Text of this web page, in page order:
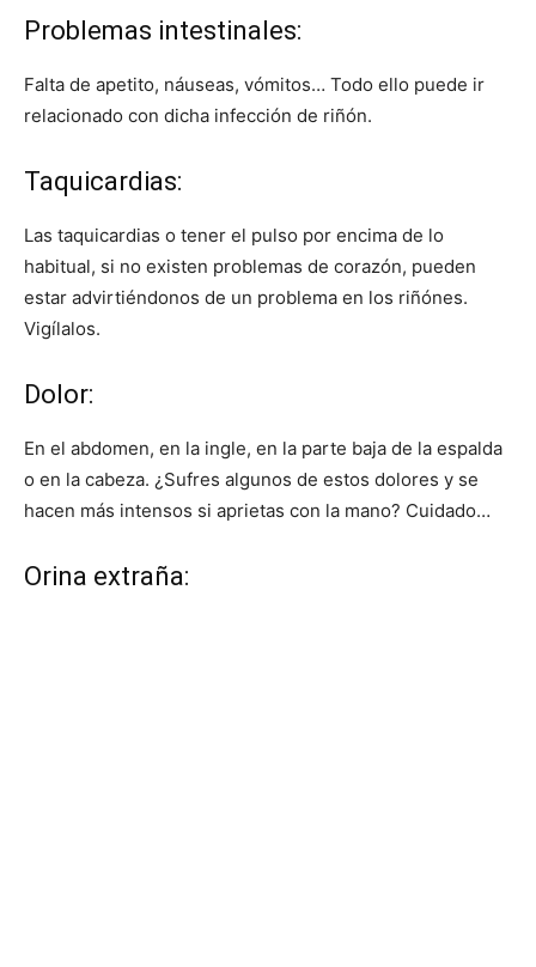
Problemas intestinales:
Falta de apetito, náuseas, vómitos… Todo ello puede ir
relacionado con dicha infección de riñón.
Taquicardias:
Las taquicardias o tener el pulso por encima de lo
habitual, si no existen problemas de corazón, pueden
estar advirtiéndonos de un problema en los riñónes.
Vigílalos.
Dolor:
En el abdomen, en la ingle, en la parte baja de la espalda
o en la cabeza. ¿Sufres algunos de estos dolores y se
hacen más intensos si aprietas con la mano? Cuidado…
Orina extraña: